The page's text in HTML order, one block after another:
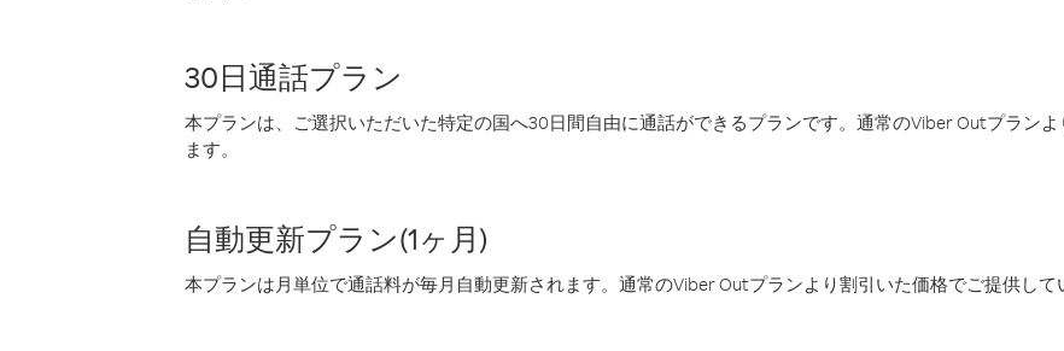
30日通話プラン
本プランは、ご選択いただいた特定の国へ30日間自由に通話ができるプランです。通常のViber Outプラン
ます。
自動更新プラン(1ヶ月)
本プランは月単位で通話料が毎月自動更新されます。通常のViber Outプランより割引いた価格でご提供して